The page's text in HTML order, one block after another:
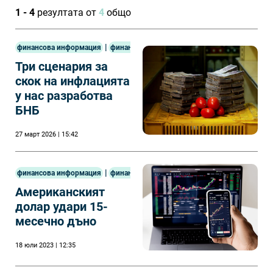
1 - 4 резултата от 4 общо
финансова информация | финанси
Три сценария за
скок на инфлацията
у нас разработва
БНБ
27 март 2026 | 15:42
финансова информация | финанси
Американският
долар удари 15-
месечно дъно
18 юли 2023 | 12:35